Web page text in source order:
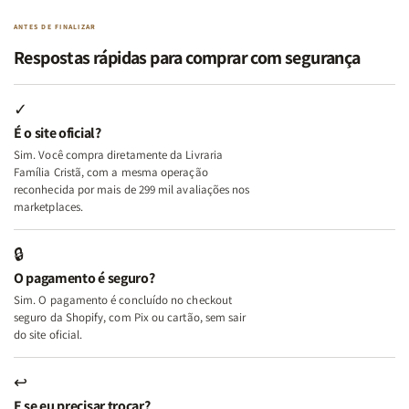
|
Minhas
Lutas
e
Deus
+
A
Mulher
Lar
Eu,
Minhas
Lutas
+
A
Lar
Mulher
Segundo
Mulher
Segundo
ANTES DE FINALIZAR
Respostas rápidas para comprar com segurança
✓
É o site oficial?
Sim. Você compra diretamente da Livraria
Família Cristã, com a mesma operação
reconhecida por mais de 299 mil avaliações nos
marketplaces.
🔒
O pagamento é seguro?
Sim. O pagamento é concluído no checkout
seguro da Shopify, com Pix ou cartão, sem sair
do site oficial.
↩